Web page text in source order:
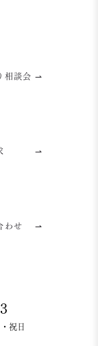
相談会 ⇀
⇀
わせ ⇀
祝日